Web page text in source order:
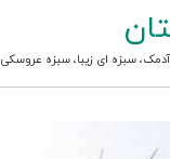
،سبزه ای زیبا،سبزه عروسکی